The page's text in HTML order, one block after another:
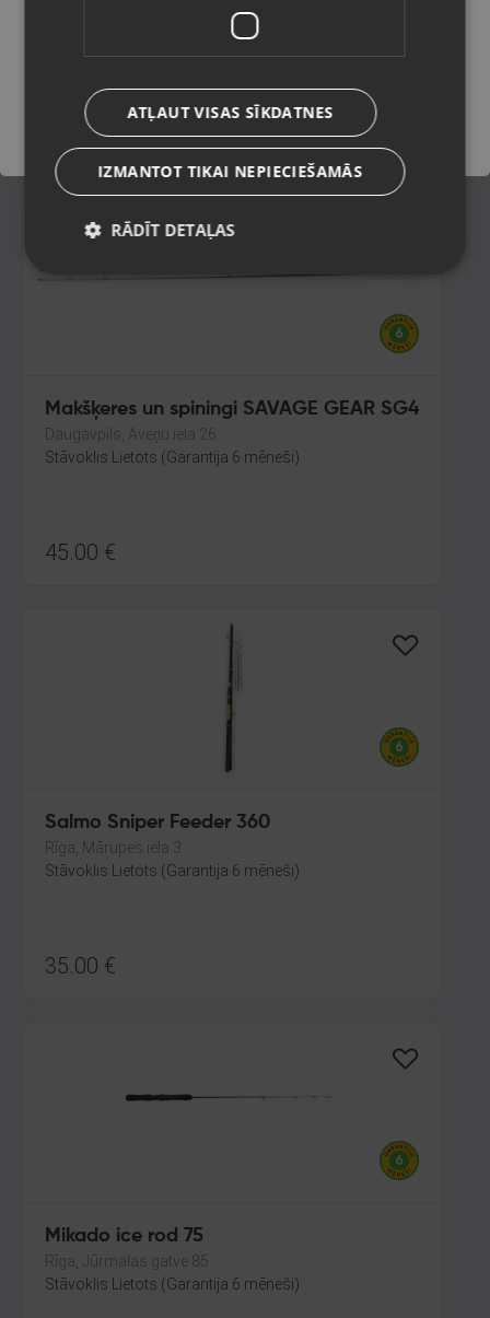
Stāvoklis Lietots (Garantija 6 mēneši)
60.00
2.73€/mēn.
Makšķeres un spiningi SAVAGE GEAR SG4
Daugavpils, Aveņu iela 26
Stāvoklis Lietots (Garantija 6 mēneši)
45.00 €
Salmo Sniper Feeder 360
Rīga, Mārupes iela 3
Stāvoklis Lietots (Garantija 6 mēneši)
35.00 €
Mikado ice rod 75
Rīga, Jūrmalas gatve 85
Stāvoklis Lietots (Garantija 6 mēneši)
Saglabāt
ATĻAUT VISAS SĪKDATNES
IZMANTOT TIKAI NEPIECIEŠAMĀS
RĀDĪT DETAĻAS